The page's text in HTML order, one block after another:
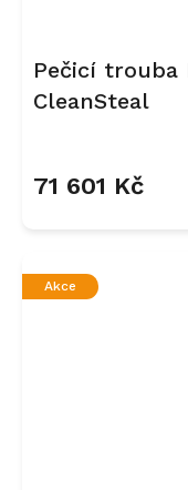
Pečicí trouba
CleanSteal
71 601 Kč
Akce